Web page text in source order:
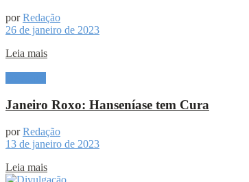
por Redação
26 de janeiro de 2023
Leia mais
Janeiro Roxo: Hanseníase tem Cura
por Redação
13 de janeiro de 2023
Leia mais